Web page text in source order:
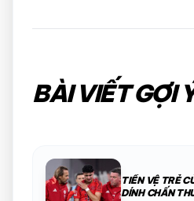
BÀI VIẾT GỢI
TIỀN VỆ TRẺ
DÍNH CHẤN